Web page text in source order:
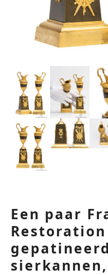
Een paar